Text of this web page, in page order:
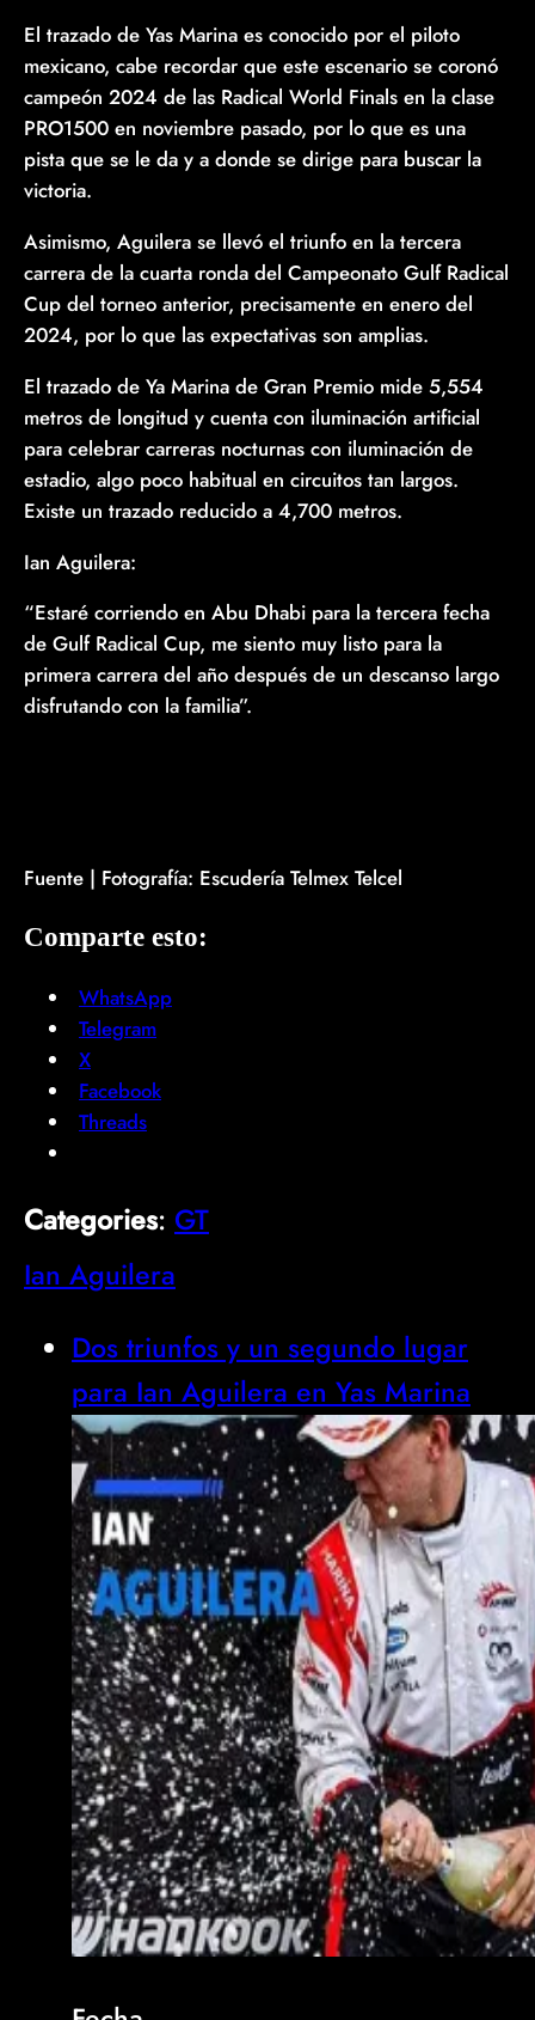
El trazado de Yas Marina es conocido por el piloto
mexicano, cabe recordar que este escenario se coronó
campeón 2024 de las Radical World Finals en la clase
PRO1500 en noviembre pasado, por lo que es una
pista que se le da y a donde se dirige para buscar la
victoria.
Asimismo, Aguilera se llevó el triunfo en la tercera
carrera de la cuarta ronda del Campeonato Gulf Radical
Cup del torneo anterior, precisamente en enero del
2024, por lo que las expectativas son amplias.
El trazado de Ya Marina de Gran Premio mide 5,554
metros de longitud y cuenta con iluminación artificial
para celebrar carreras nocturnas con iluminación de
estadio, algo poco habitual en circuitos tan largos.
Existe un trazado reducido a 4,700 metros.
Ian Aguilera:
“Estaré corriendo en Abu Dhabi para la tercera fecha
de Gulf Radical Cup, me siento muy listo para la
primera carrera del año después de un descanso largo
disfrutando con la familia”.
Fuente | Fotografía: Escudería Telmex Telcel
Comparte esto:
WhatsApp
Telegram
X
Facebook
Threads
Categories: GT
Ian Aguilera
Dos triunfos y un segundo lugar
para Ian Aguilera en Yas Marina